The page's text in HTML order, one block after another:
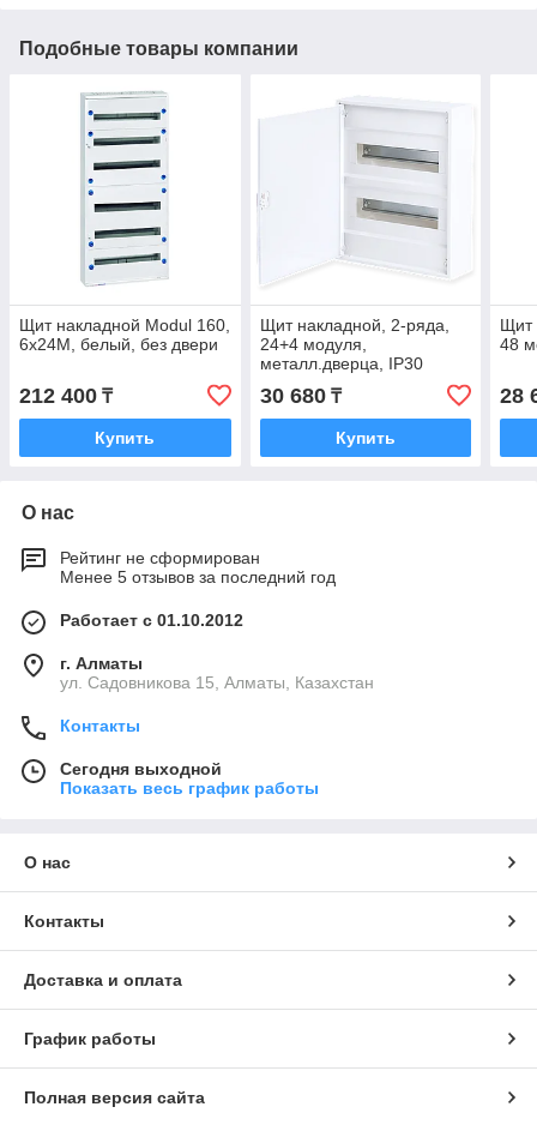
Подобные товары компании
Щит накладной Modul 160,
6x24M, белый, без двери
212 400 ₸
Купить
Щит накладной, 2-ряда,
24+4 модуля,
металл.дверца, IP30
30 680₸
Купить
Щит
48
28
О нас
Рейтинг не сформирован
Менее 5 отзывов за последний год
Работает с 01.10.2012
г. Алматы
ул. Садовникова 15, Алматы, Казахстан
Контакты
Сегодня выходной
Показать весь график работы
О нас
Контакты
Доставка и оплата
График работы
Полная версия сайта